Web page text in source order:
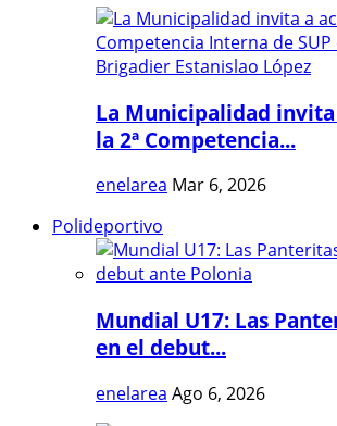
La Municipalidad
la 2ª Competencia...
enelarea Mar 6, 2026
Polideportivo
Mundial U17: Las
en el debut...
enelarea Ago 6, 2026